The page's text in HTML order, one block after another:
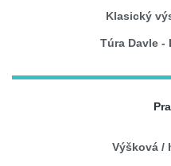
Klasický
Túra Davle -
Výšková /